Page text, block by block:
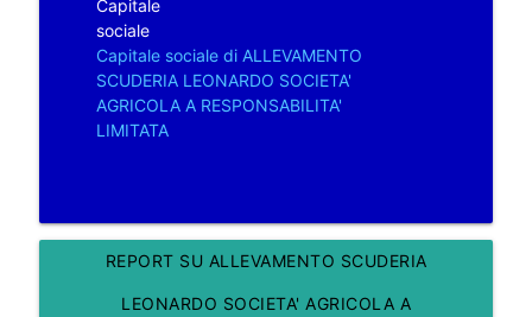
Capitale
sociale
Capitale sociale di ALLEVAMENTO
SCUDERIA LEONARDO SOCIETA'
AGRICOLA A RESPONSABILITA'
LIMITATA
REPORT SU ALLEVAMENTO SCUDERIA
LEONARDO SOCIETA' AGRICOLA A